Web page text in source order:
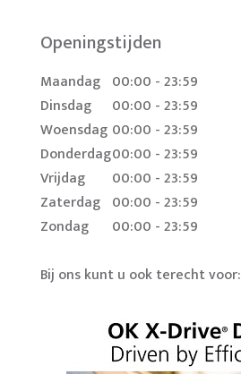
Openingstijden
Maandag 00:00 - 23:59
Dinsdag
00:00 - 23:59
Woensdag 00:00 - 23:59
Donderdag00:00 - 23:59
Vrijdag
00:00 - 23:59
Zaterdag 00:00 - 23:59
Zondag
00:00 - 23:59
Bij ons kunt u ook terecht voor: